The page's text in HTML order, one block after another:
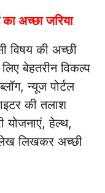
अच्छा जरिया
विषय की अच्छी
बेहतरीन विकल्प
न्यूज पोर्टल
की तलाश
योजनाएं, हेल्थ,
लिखकर अच्छी